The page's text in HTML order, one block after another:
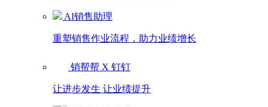
AI销售助理
重塑销售作业流程，助力业绩增长
销帮帮 X 钉钉
让进步发生 让业绩提升